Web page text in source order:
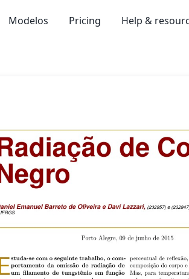
Modelos Pricing Help &